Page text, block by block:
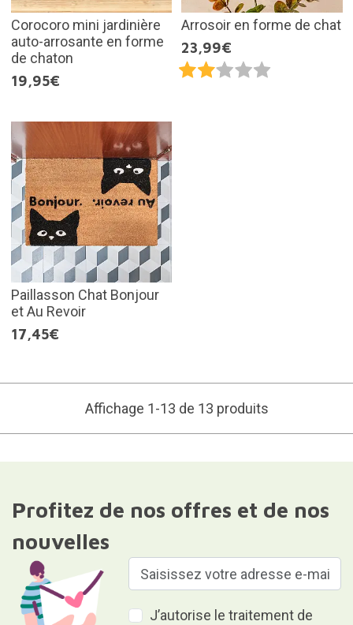
Corocoro mini jardinière
auto-arrosante en forme
de chaton
19,95€
Arrosoir en forme de chat
23,99€
Paillasson Chat Bonjour
et Au Revoir
17,45€
Affichage 1-13 de 13 produits
Profitez de nos offres et de nos
nouvelles
J’autorise le traitement de